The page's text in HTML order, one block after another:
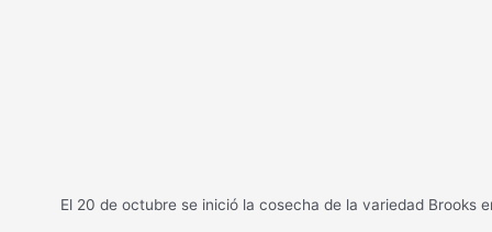
El 20 de octubre se inició la cosecha de la variedad Brooks